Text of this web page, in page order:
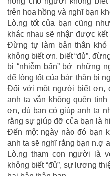
trên hoa hồng và nghĩ bạn
Lò.ng tốt của bạn cũng
khác nhau sẽ nhận được
Đừng tự làm bản thân
không biết ơn, biết “đủ”,
bị “nhiễm bẩn” bởi những
để lòng tốt của bản thân bị
Đối với một người biết ơn,
anh ta vẫn không quên
ơn, dù bạn có giúp anh ta
rằng sự giúp đỡ của bạn là
Đến một ngày nào đó bạn
anh ta sẽ nghĩ rằng bạn n.ợ
Lò.ng tham con người là
không biết “đủ”, sự lương